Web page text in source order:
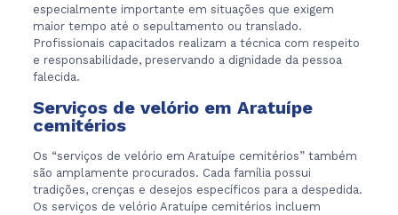
especialmente importante em situações que exigem
maior tempo até o sepultamento ou translado.
Profissionais capacitados realizam a técnica com respeito
e responsabilidade, preservando a dignidade da pessoa
falecida.
Serviços de velório em Aratuípe
cemitérios
Os “serviços de velório em Aratuípe cemitérios” também
são amplamente procurados. Cada família possui
tradições, crenças e desejos específicos para a despedida.
Os serviços de velório Aratuípe cemitérios incluem